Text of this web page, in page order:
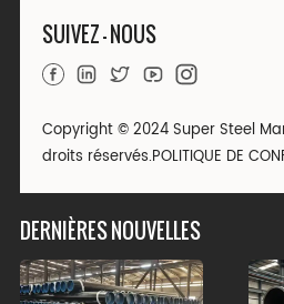
SUIVEZ - NOUS
Copyright © 2024 Super Steel
droits réservés.POLITIQUE DE
DERNIÈRES NOUVELLES